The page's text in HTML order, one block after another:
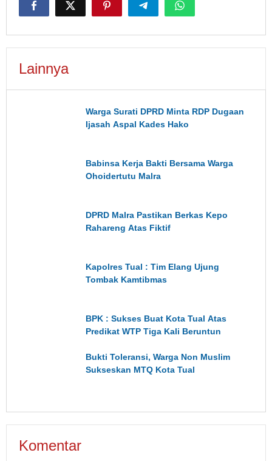
Lainnya
Warga Surati DPRD Minta RDP Dugaan
Ijasah Aspal Kades Hako
Babinsa Kerja Bakti Bersama Warga
Ohoidertutu Malra
DPRD Malra Pastikan Berkas Kepo
Rahareng Atas Fiktif
Kapolres Tual : Tim Elang Ujung
Tombak Kamtibmas
BPK : Sukses Buat Kota Tual Atas
Predikat WTP Tiga Kali Beruntun
Bukti Toleransi, Warga Non Muslim
Sukseskan MTQ Kota Tual
Komentar